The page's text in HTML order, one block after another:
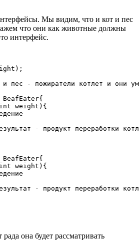
Мы видим, что и кот и пес
что они как животные должны
интерфейс.
пес - пожиратели котлет и они
weight){
- продукт переработки
BeafEater{
weight){
- продукт переработки
рада она будет рассматривать